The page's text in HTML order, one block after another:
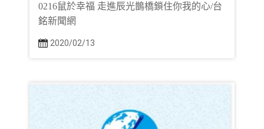
0216鼠於幸福 走進辰光鵲橋鎖住你我的心/台
銘新聞網
2020/02/13